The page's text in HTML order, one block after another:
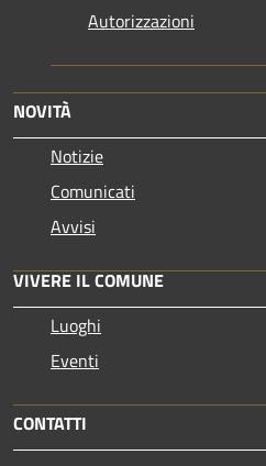
Autorizzazioni
NOVITÀ
Notizie
Comunicati
Avvisi
VIVERE IL COMUNE
Luoghi
Eventi
CONTATTI